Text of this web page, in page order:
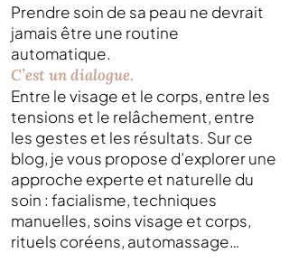
Prendre soin de sa peau ne devrait
jamais être une routine
automatique.
C’est un dialogue.
Entre le visage et le corps, entre les
tensions et le relâchement, entre
les gestes et les résultats. Sur ce
blog, je vous propose d’explorer une
approche experte et naturelle du
soin : facialisme, techniques
manuelles, soins visage et corps,
rituels coréens, automassage…